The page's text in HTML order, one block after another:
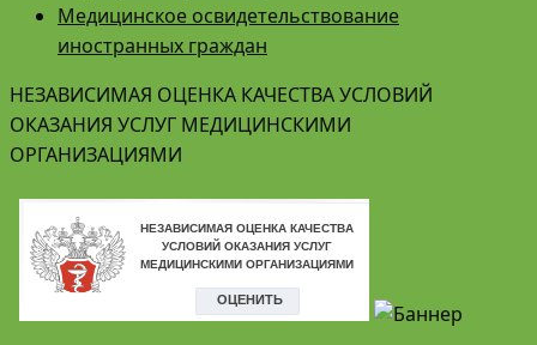
Медицинское освидетельствование
иностранных граждан
НЕЗАВИСИМАЯ ОЦЕНКА КАЧЕСТВА УСЛОВИЙ
ОКАЗАНИЯ УСЛУГ МЕДИЦИНСКИМИ
ОРГАНИЗАЦИЯМИ